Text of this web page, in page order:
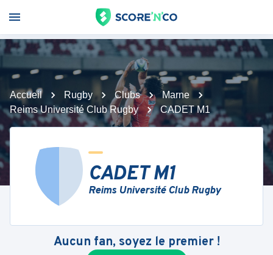
Accueil Rugby Clubs
Marne
Reims Université Club Rugby
CADET M1
CADET M1
Reims Université Club Rugby
Aucun fan, soyez le premier !